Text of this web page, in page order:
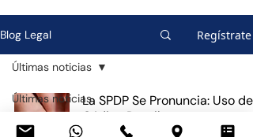
Blog Legal Regístrate
Últimas noticias
Corporativo y
Últimas noticias
La SPDP Se Pronuncia: Uso del
Código Dactilar en
Nombramientos Legales es